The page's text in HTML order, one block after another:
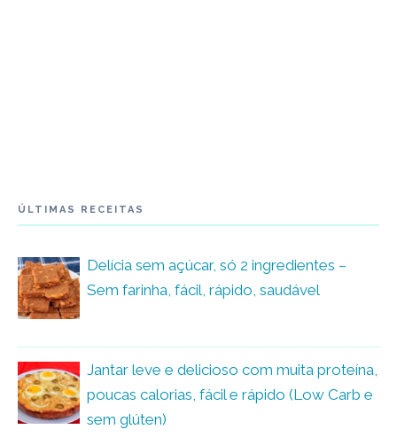
ÚLTIMAS RECEITAS
Delícia sem açúcar, só 2 ingredientes –
Sem farinha, fácil, rápido, saudável
Jantar leve e delicioso com muita proteína,
poucas calorias, fácil e rápido (Low Carb e
sem glúten)